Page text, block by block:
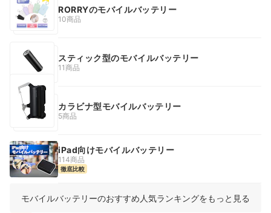
RORRYのモバイルバッテリー
10商品
スティック型のモバイルバッテリー
11商品
カラビナ型モバイルバッテリー
5商品
iPad向けモバイルバッテリー
114商品
徹底比較
モバイルバッテリーのおすすめ人気ランキングをもっと見る